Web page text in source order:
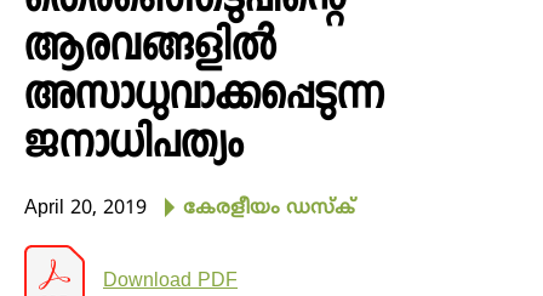
ആരവങ്ങളില്‍
അസാധുവാക്കപ്പെടുന്ന
ജനാധിപത്യം
April 20, 2019 കേരളീയം ഡസ്ക്
Download PDF